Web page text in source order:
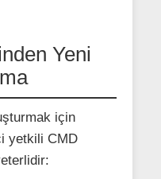
Yeni
için
yetkili CMD